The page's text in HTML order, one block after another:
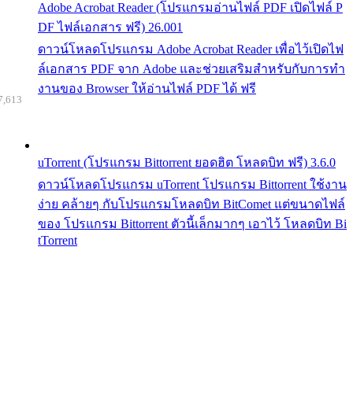
Adobe Acrobat Reader (โปรแกรมอ่านไฟล์ PDF เปิดไฟล์ P
DF ไฟล์เอกสาร ฟรี) 26.001
ดาวน์โหลดโปรแกรม Adobe Acrobat Reader เพื่อไว้เปิดไฟ
ล์เอกสาร PDF จาก Adobe และช่วยเสริมสำหรับกับการทำ
งานของ Browser ให้อ่านไฟล์ PDF ได้ ฟรี
uTorrent (โปรแกรม Bittorrent ยอดฮิต โหลดบิท ฟรี) 3.6.0
ดาวน์โหลดโปรแกรม uTorrent โปรแกรม Bittorrent ใช้งาน
ง่าย คล้ายๆ กับโปรแกรมโหลดบิท BitComet แต่ขนาดไฟล์
ของ โปรแกรม Bittorrent ตัวนี้เล็กมากๆ เอาไว้ โหลดบิท Bi
tTorrent